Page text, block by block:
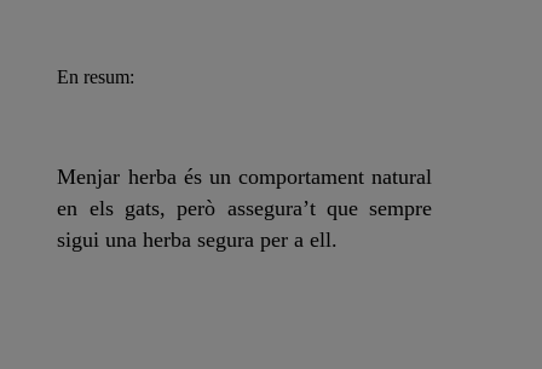
En resum:
Menjar herba és un comportament natural
en els gats, però assegura’t que sempre
siguiuna herba segura per a ell.